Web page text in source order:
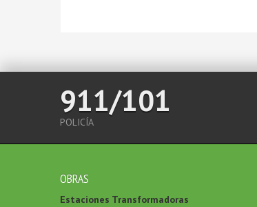
911/101
POLICÍA
OBRAS
Estaciones Transformadoras